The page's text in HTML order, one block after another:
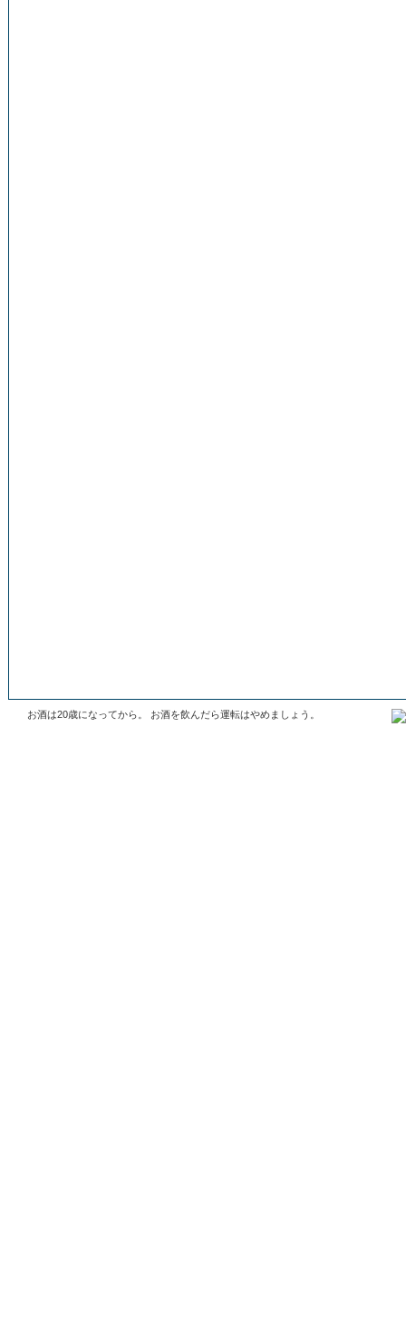
お酒は20歳になってから。 お酒を飲んだら運転はやめましょう。